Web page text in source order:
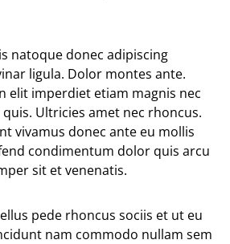
natoque donec adipiscing
ligula. Dolor montes ante.
elit imperdiet etiam magnis nec
Ultricies amet nec rhoncus.
vivamus donec ante eu mollis
condimentum dolor quis arcu
sit et venenatis.
pede rhoncus sociis et ut eu
nam commodo nullam sem